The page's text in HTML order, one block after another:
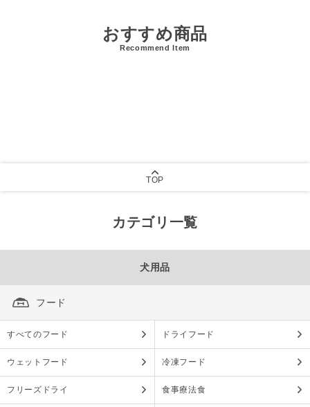
おすすめ商品
Recommend Item
TOP
カテゴリ一覧
犬用品
フード
すべてのフード ドライフード
ウェットフード 冷凍フード
フリーズドライ 食事療法食